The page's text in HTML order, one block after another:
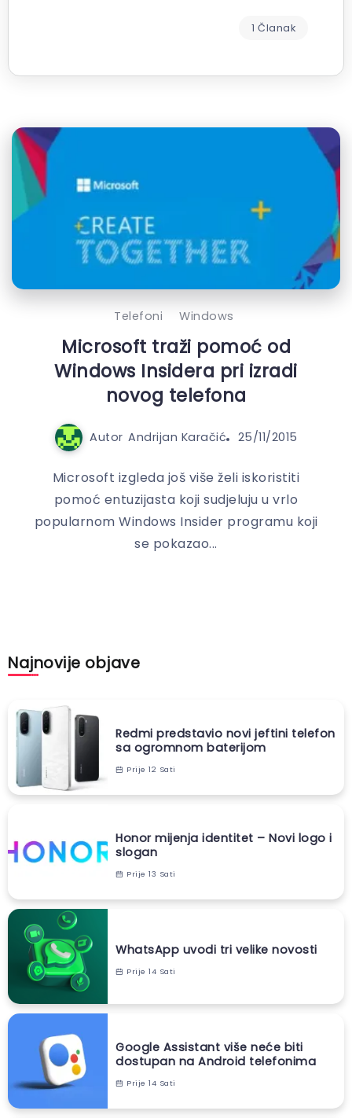
1 Članak
Telefoni Windows
Microsoft traži pomoć od
Windows Insidera pri izradi
novog telefona
Autor Andrijan Karačić 25/11/2015
Microsoft izgleda još više želi iskoristiti
pomoć entuzijasta koji sudjeluju u vrlo
popularnom Windows Insider programu koji
se pokazao...
Najnovije objave
Redmi predstavio novi jeftini telefon
sa ogromnom baterijom
Prije 12 Sati
Honor mijenja identitet – Novi logo i
slogan
Prije 13 Sati
WhatsApp uvodi tri velike novosti
Prije 14 Sati
Google Assistant više neće biti
dostupan na Android telefonima
Prije 14 Sati